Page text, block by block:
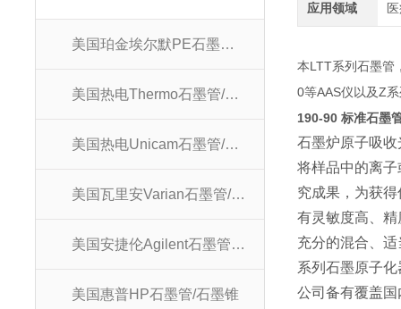
美国珀金埃尔默PE石墨管/石墨锥
美国热电Thermo石墨管/石墨锥
美国热电Unicam石墨管/石墨锥
美国瓦里安Varian石墨管/石墨锥
美国安捷伦Agilent石墨管/石墨锥
美国惠普HP石墨管/石墨锥
应用领域
本LTT系列石墨管
0等AAS仪以及Z
190-90 标准石墨
石墨炉原子吸
将样品中的离
究成果，为获
有灵敏度高、
充分的混合、
系列石墨原子
公司备有覆盖